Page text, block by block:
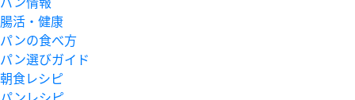
腸活・健康
パンの食べ方
パン選びガイド
朝食レシピ